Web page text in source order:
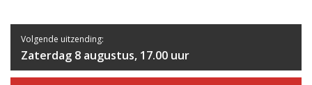
Volgende uitzending:
Zaterdag 8 augustus, 17.00 uur